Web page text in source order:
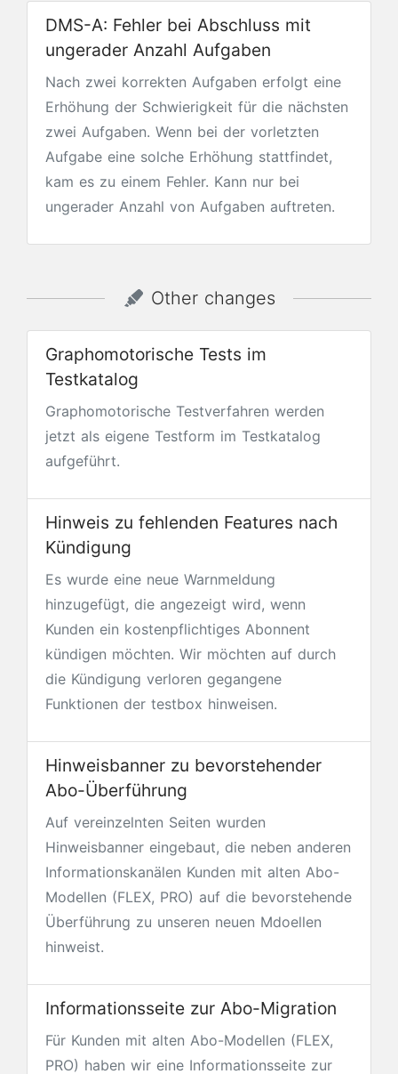
DMS-A: Fehler bei Abschluss mit
ungerader Anzahl Aufgaben
Nach zwei korrekten Aufgaben erfolgt eine
Erhöhung der Schwierigkeit für die nächsten
zwei Aufgaben. Wenn bei der vorletzten
Aufgabe eine solche Erhöhung stattfindet,
kam es zu einem Fehler. Kann nur bei
ungerader Anzahl von Aufgaben auftreten.
Other changes
Graphomotorische Tests im
Testkatalog
Graphomotorische Testverfahren werden
jetzt als eigene Testform im Testkatalog
aufgeführt.
Hinweis zu fehlenden Features nach
Kündigung
Es wurde eine neue Warnmeldung
hinzugefügt, die angezeigt wird, wenn
Kunden ein kostenpflichtiges Abonnent
kündigen möchten. Wir möchten auf durch
die Kündigung verloren gegangene
Funktionen der testbox hinweisen.
Hinweisbanner zu bevorstehender
Abo-Überführung
Auf vereinzelnten Seiten wurden
Hinweisbanner eingebaut, die neben anderen
Informationskanälen Kunden mit alten Abo-
Modellen (FLEX, PRO) auf die bevorstehende
Überführung zu unseren neuen Mdoellen
hinweist.
Informationsseite zur Abo-Migration
Für Kunden mit alten Abo-Modellen (FLEX,
PRO) haben wir eine Informationsseite zur